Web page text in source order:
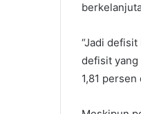
“Jadi
defisit yang
1,81 persen